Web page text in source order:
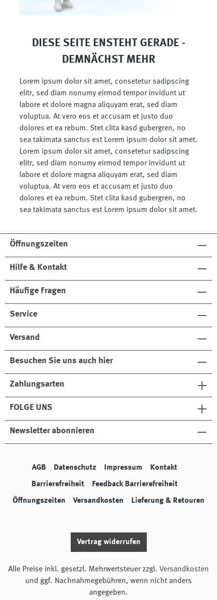
DIESE SEITE ENSTEHT GERADE -
DEMNÄCHST MEHR
Lorem ipsum dolor sit amet, consetetur sadipscing
elitr, sed diam nonumy eirmod tempor invidunt ut
labore et dolore magna aliquyam erat, sed diam
voluptua. At vero eos et accusam et justo duo
dolores et ea rebum. Stet clita kasd gubergren, no
sea takimata sanctus est Lorem ipsum dolor sit amet.
Lorem ipsum dolor sit amet, consetetur sadipscing
elitr, sed diam nonumy eirmod tempor invidunt ut
labore et dolore magna aliquyam erat, sed diam
voluptua. At vero eos et accusam et justo duo
dolores et ea rebum. Stet clita kasd gubergren, no
sea takimata sanctus est Lorem ipsum dolor sit amet.
Öffnungszeiten
Hilfe & Kontakt
Häufige Fragen
Service
Versand
Besuchen Sie uns auch hier
Zahlungsarten
FOLGE UNS
Newsletter abonnieren
AGB Datenschutz Impressum Kontakt
Barrierefreiheit Feedback Barrierefreiheit
Öffnungszeiten Versandkosten Lieferung & Retouren
Vertrag widerrufen
Alle Preise inkl. gesetzl. Mehrwertsteuer zzgl. Versandkosten
und ggf. Nachnahmegebühren, wenn nicht anders
angegeben.